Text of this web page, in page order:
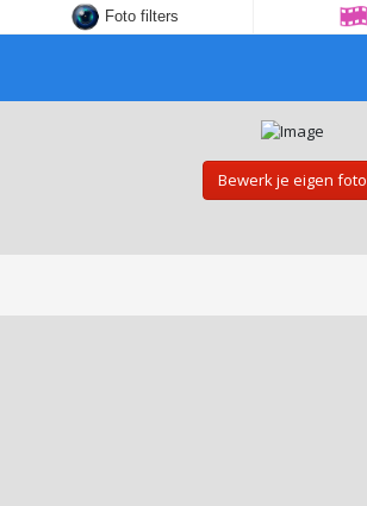
Foto filters
Bewerk je eigen foto